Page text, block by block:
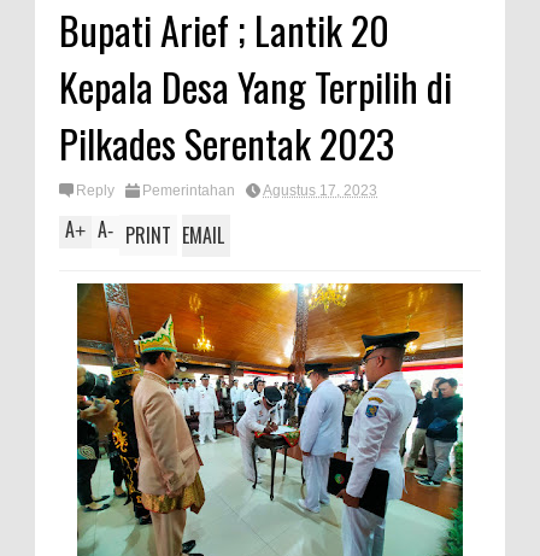
Bupati Arief ; Lantik 20
Kepala Desa Yang Terpilih di
Pilkades Serentak 2023
Reply Pemerintahan Agustus 17, 2023
A+ A- PRINT EMAIL